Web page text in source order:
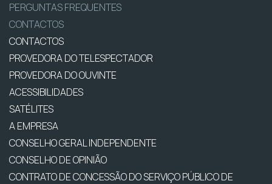
PERGUNTAS FREQUENTES
CONTACTOS
CONTACTOS
PROVEDORA DO TELESPECTADOR
PROVEDORA DO OUVINTE
ACESSIBILIDADES
SATÉLITES
A EMPRESA
CONSELHO GERAL INDEPENDENTE
CONSELHO DE OPINIÃO
CONTRATO DE CONCESSÃO DO SERVIÇO PÚBLICO DE